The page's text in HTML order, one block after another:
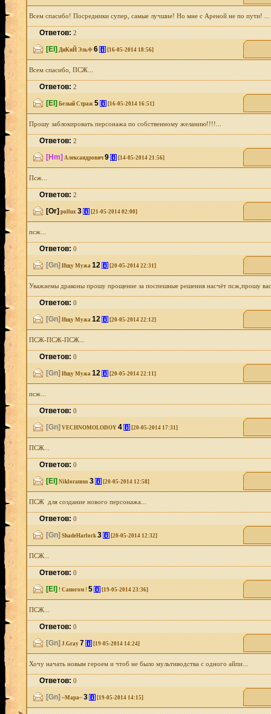
Всем спасибо! Посредники супер, самые лучшие! Но мне с Ареной не по пути! ...
Ответов:2
[El] ДиКиЙ ЭльФ 6 [i] [16-05-2014 18:56]
Всем спасибо, ПСЖ...
Ответов:2
[El] Белый Страж 5 [i] [16-05-2014 16:51]
Прошу заблокировать персонажа по собственному желанию!!!!...
Ответов:2
[Hm] Александрович 9 [i] [14-05-2014 21:56]
Псж...
Ответов:2
[Or] pollux 3 [i] [21-05-2014 02:00]
псж...
Ответов:0
[Gn] Ищу Мужа 12 [i] [20-05-2014 22:31]
Уважаемы драконы прошу прощение за поспешные решения насчёт псж,прошу
Ответов:0
[Gn] Ищу Мужа 12 [i] [20-05-2014 22:12]
ПСЖ-ПСЖ-ПСЖ...
Ответов:0
[Gn] Ищу Мужа 12 [i] [20-05-2014 22:11]
псж...
Ответов:0
[Gn] VECHNOMOLODOY 4 [i] [20-05-2014 17:31]
ПСЖ...
Ответов:0
[El] Nikloramus 3 [i] [20-05-2014 12:58]
ПСЖ для создание нового персонажа...
Ответов:0
[Gn] ShadeHarlock 3 [i] [20-05-2014 12:32]
ПСЖ...
Ответов:0
[El] ! Сапогом ! 5 [i] [19-05-2014 23:36]
ПСЖ...
Ответов:0
[Gn] J.Gray 7 [i] [19-05-2014 14:24]
Хочу начать новым героем и чтоб не было мультиводства с одного айпи...
Ответов:0
[Gn] ~Мара~ 3 [i] [19-05-2014 14:15]